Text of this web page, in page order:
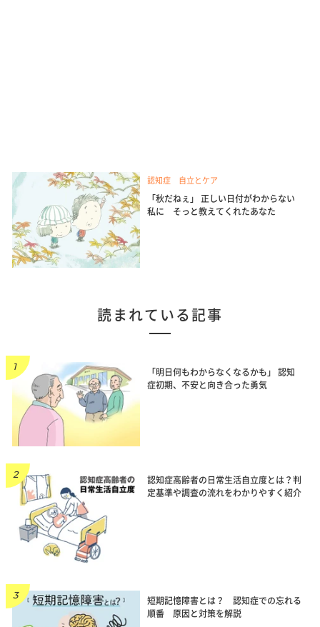
認知症 自立とケア
「秋だねぇ」 正しい日付がわからない
私に そっと教えてくれたあなた
読まれている記事
「明日何もわからなくなるかも」 認知
症初期、不安と向き合った勇気
認知症高齢者の日常生活自立度とは？判
定基準や調査の流れをわかりやすく紹介
短期記憶障害とは？ 認知症での忘れる
順番 原因と対策を解説